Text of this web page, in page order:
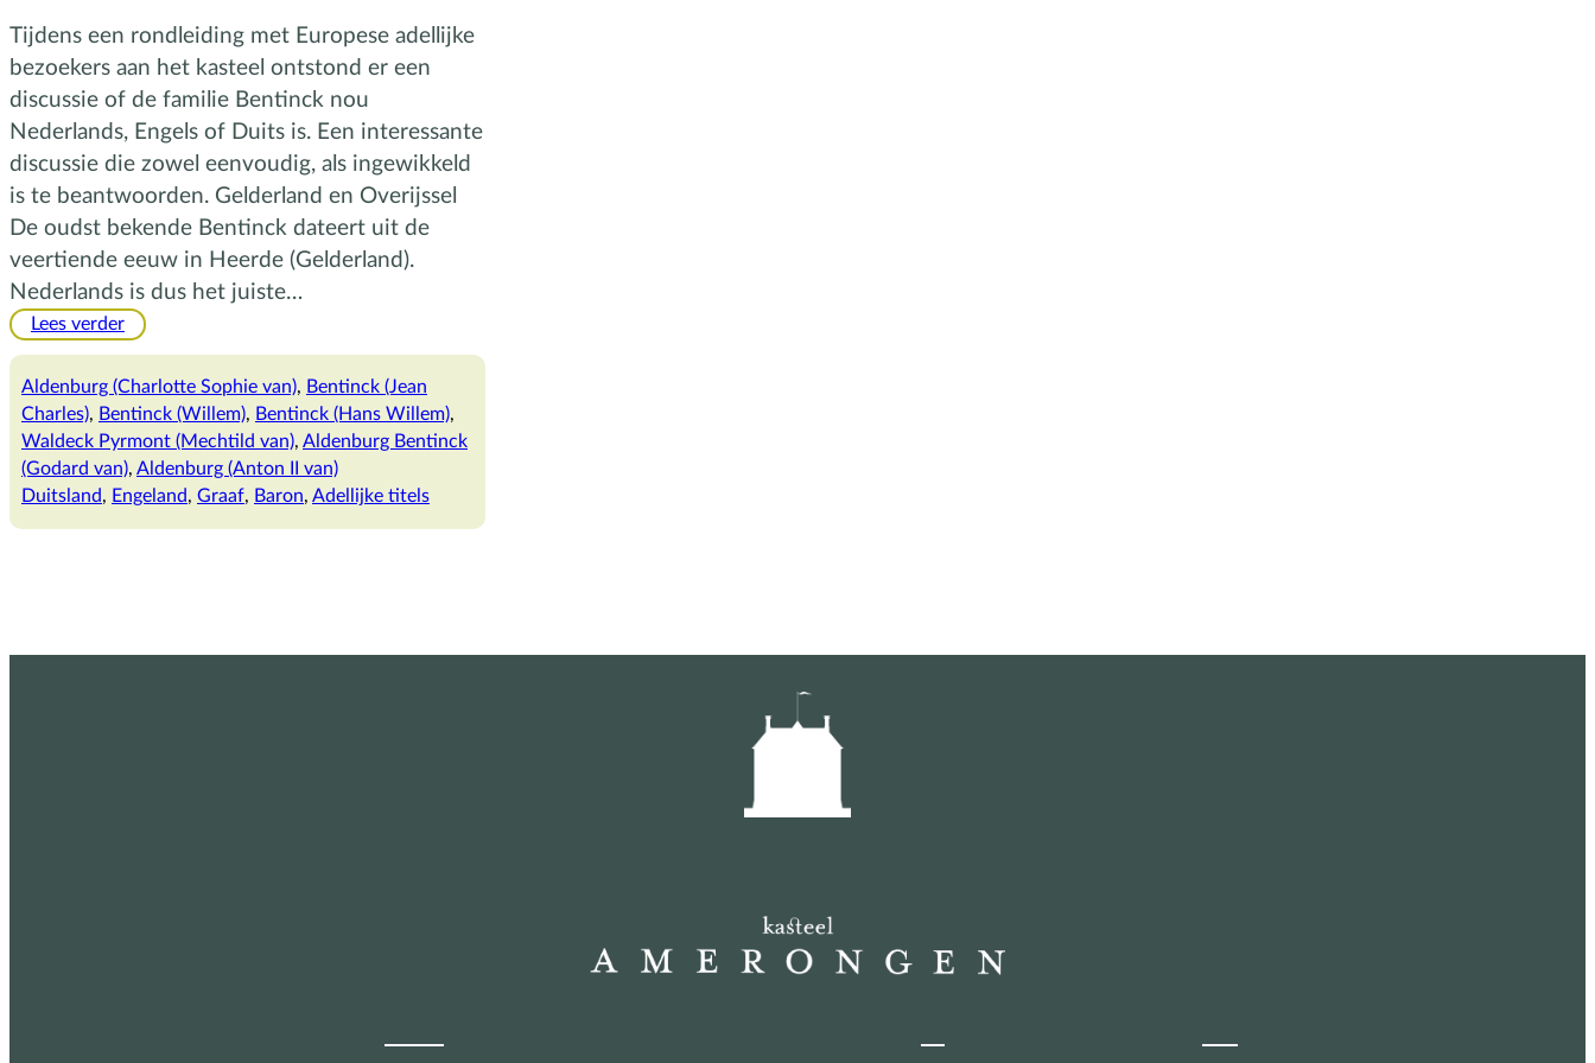
Tijdens een rondleiding met Europese adellijke
bezoekers aan het kasteel ontstond er een
discussie of de familie Bentinck nou
Nederlands, Engels of Duits is. Een interessante
discussie die zowel eenvoudig, als ingewikkeld
is te beantwoorden. Gelderland en Overijssel
De oudst bekende Bentinck dateert uit de
veertiende eeuw in Heerde (Gelderland).
Nederlands is dus het juiste…
Lees verder:
Bentinck
&
Bentinck
Aldenburg (Charlotte Sophie van), Bentinck (Jean
Charles), Bentinck (Willem), Bentinck (Hans Willem)
Waldeck Pyrmont (Mechtild van), Aldenburg Bentinck
(Godard van), Aldenburg (Anton II van)
Duitsland, Engeland, Graaf, Baron, Adellijke titels